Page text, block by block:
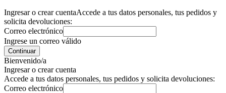
Ingresar o crear cuentaAccede a tus datos personales, tus pedidos y
solicita devoluciones:
Correo electrónico
Ingrese un correo válido
Continuar
Bienvenido/a
Ingresar o crear cuenta
Accede a tus datos personales, tus pedidos y solicita devoluciones:
Correo electrónico